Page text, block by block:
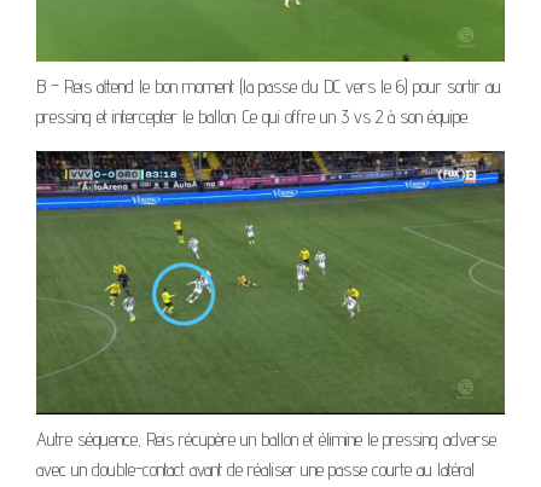
B – Reis attend le bon moment (la passe du DC vers le 6) pour sortir au
pressing et intercepter le ballon. Ce qui offre un 3 vs 2 à son équipe.
Autre séquence, Reis récupère un ballon et élimine le pressing adverse
avec un double-contact avant de réaliser une passe courte au latéral